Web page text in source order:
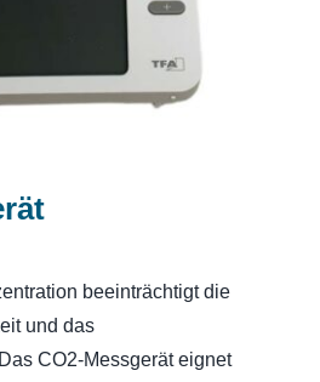
beeinträchtigt die
und das
CO2-Messgerät eignet